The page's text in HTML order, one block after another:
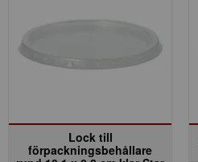
Lock till
förpackningsbehållare